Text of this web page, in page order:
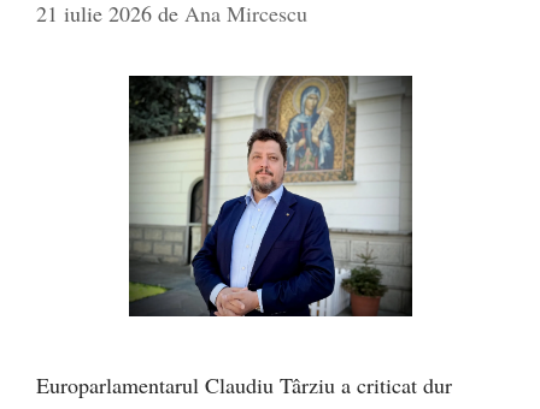
21 iulie 2026 de Ana Mircescu
Europarlamentarul Claudiu Târziu a criticat dur